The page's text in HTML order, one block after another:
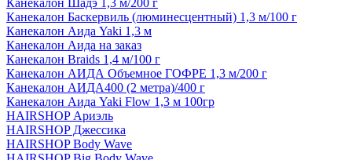
Канекалон Шадэ 1,3 м/200 г
Канекалон Баскервиль (люминесцентный) 1,3 м/100 г
Канекалон Аида Yaki 1,3 м
Канекалон Аида на заказ
Канекалон Braids 1,4 м/100 г
Канекалон АИДА Объемное ГОФРЕ 1,3 м/200 г
Канекалон АИДА400 (2 метра)/400 г
Канекалон Аида Yaki Flow 1,3 м 100гр
HAIRSHOP Ариэль
HAIRSHOP Джессика
HAIRSHOP Body Wave